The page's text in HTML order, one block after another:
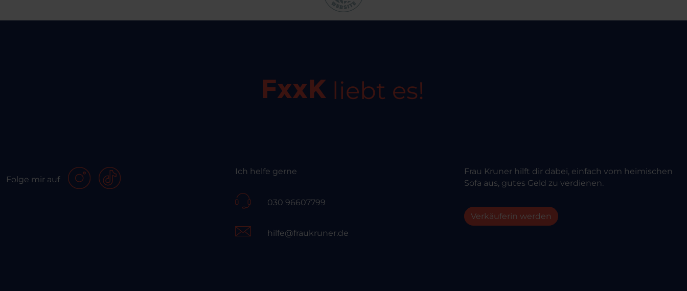
liebt es!
Folge mir auf
Ich helfe gerne
030 96607799
hilfe@fraukruner.de
Frau Kruner hilft dir dabei, einfach vom heimischen
Sofa aus, gutes Geld zu verdienen.
Verkäuferin werden